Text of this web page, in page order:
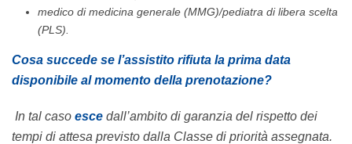
medico di medicina generale (MMG)/pediatra di libera scelta
(PLS).
Cosa succede se l’assistito rifiuta la prima data
disponibile al momento della prenotazione?
In tal caso esce dall’ambito di garanzia del rispetto dei
tempi di attesa previsto dalla Classe di priorità assegnata.